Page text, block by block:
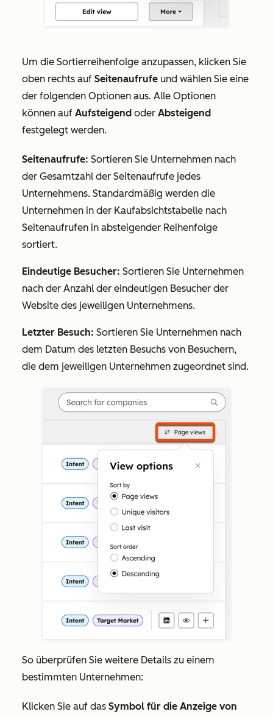
Um die Sortierreihenfolge anzupassen, klicken Sie
oben rechts auf Seitenaufrufe und wählen Sie eine
der folgenden Optionen aus. Alle Optionen
können auf Aufsteigend oder Absteigend
festgelegt werden.
Seitenaufrufe: Sortieren Sie Unternehmen nach
der Gesamtzahl der Seitenaufrufe jedes
Unternehmens. Standardmäßig werden die
Unternehmen in der Kaufabsichtstabelle nach
Seitenaufrufen in absteigender Reihenfolge
sortiert.
Eindeutige Besucher: Sortieren Sie Unternehmen
nach der Anzahl der eindeutigen Besucher der
Website des jeweiligen Unternehmens.
Letzter Besuch: Sortieren Sie Unternehmen nach
dem Datum des letzten Besuchs von Besuchern,
die dem jeweiligen Unternehmen zugeordnet sind.
So überprüfen Sie weitere Details zu einem
bestimmten Unternehmen:
Klicken Sie auf das Symbol für die Anzeige von